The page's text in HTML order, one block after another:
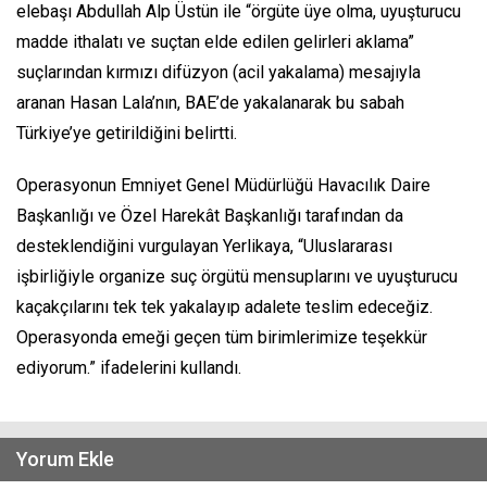
elebaşı Abdullah Alp Üstün ile “örgüte üye olma, uyuşturucu
madde ithalatı ve suçtan elde edilen gelirleri aklama”
suçlarından kırmızı difüzyon (acil yakalama) mesajıyla
aranan Hasan Lala’nın, BAE’de yakalanarak bu sabah
Türkiye’ye getirildiğini belirtti.
Operasyonun Emniyet Genel Müdürlüğü Havacılık Daire
Başkanlığı ve Özel Harekât Başkanlığı tarafından da
desteklendiğini vurgulayan Yerlikaya, “Uluslararası
işbirliğiyle organize suç örgütü mensuplarını ve uyuşturucu
kaçakçılarını tek tek yakalayıp adalete teslim edeceğiz.
Operasyonda emeği geçen tüm birimlerimize teşekkür
ediyorum.” ifadelerini kullandı.
Yorum Ekle